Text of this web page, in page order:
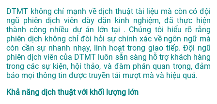
DTMT không chỉ mạnh về dịch thuật tài liệu mà còn có đội
ngũ phiên dịch viên dày dặn kinh nghiệm, đã thực hiện
thành công nhiều dự án lớn tại . Chúng tôi hiểu rõ rằng
phiên dịch không chỉ đòi hỏi sự chính xác về ngôn ngữ mà
còn cần sự nhanh nhạy, linh hoạt trong giao tiếp. Đội ngũ
phiên dịch viên của DTMT luôn sẵn sàng hỗ trợ khách hàng
trong các sự kiện, hội thảo, và đàm phán quan trọng, đảm
bảo mọi thông tin được truyền tải mượt mà và hiệu quả.
Khả năng dịch thuật với khối lượng lớn